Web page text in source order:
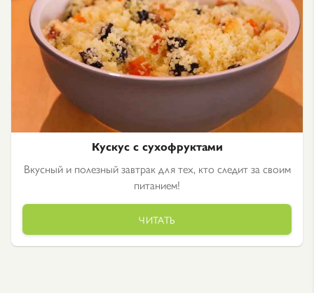
Кускус с сухофруктами
Вкусный и полезный завтрак для тех, кто следит за своим
питанием!
ЧИТАТЬ